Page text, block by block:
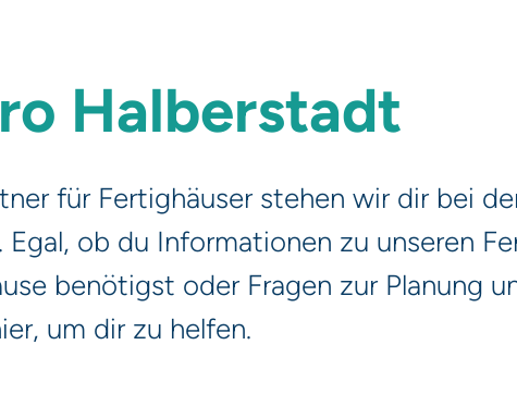
Halberstadt
für Fertighäuser stehen wir dir bei
ob du Informationen zu unseren
benötigst oder Fragen zur Planung
um dir zu helfen.